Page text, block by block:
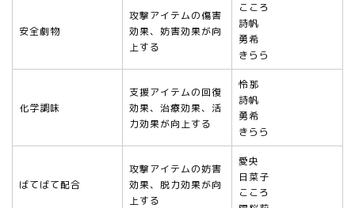
安全劇物
攻撃アイテムの傷害
効果、妨害効果が向
上する
こころ
詩帆
勇希
きらら
化学調味
支援アイテムの回復
効果、治療効果、活
力効果が向上する
怜那
詩帆
勇希
きらら
ばてばて配合
攻撃アイテムの妨害
効果、脱力効果が向
上する
愛央
日菜子
こころ